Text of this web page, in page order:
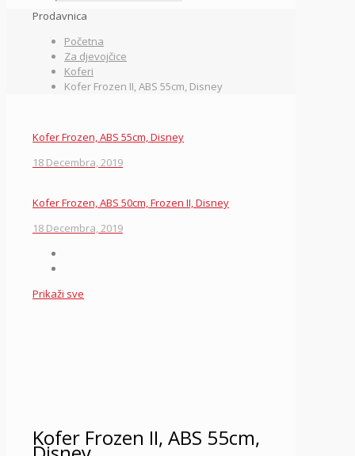
Prodavnica
Početna
Za djevojčice
Koferi
Kofer Frozen II, ABS 55cm, Disney
Kofer Frozen, ABS 55cm, Disney
18 Decembra, 2019
Kofer Frozen, ABS 50cm, Frozen II, Disney
18 Decembra, 2019
Prikaži sve
Kofer Frozen II, ABS 55cm,